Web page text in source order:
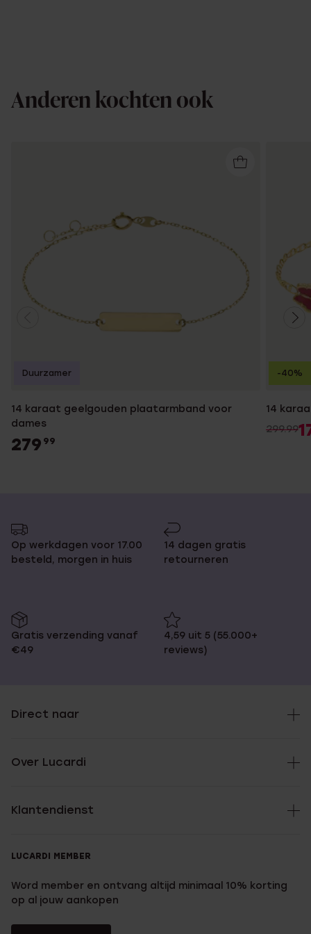
Anderen kochten ook
14 karaat geelgouden plaatarmband voor
dames
279 99
Duurzamer
14
299.99
-40%
Op werkdagen voor 17.00
besteld, morgen in huis
14 dagen gratis
retourneren
Gratis verzending vanaf
€49
4,59 uit 5 (55.000+
reviews)
Direct naar
Over Lucardi
Klantendienst
LUCARDI MEMBER
Word member en ontvang altijd minimaal 10% korting
op al jouw aankopen